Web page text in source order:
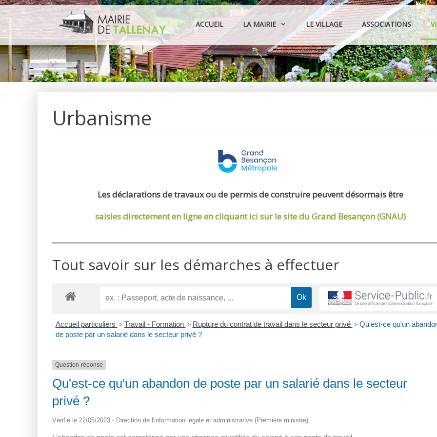
Aller
au
contenu
ACCUEIL LA MAIRIE LE VILLAGE ASSOCIATIONS
Urbanisme
Les déclarations de travaux ou de permis de construire peuvent désormais être
saisies directement en ligneen cliquant ici sur le site du Grand Besançon (GNAU)
Tout savoir sur les démarches à effectuer
Accueil particuliers > Travail - Formation > Rupture du contrat de travail dans le secteur privé > Qu'est-ce qu'un
de poste par un salarié dans le secteur privé ?
Question-réponse
Qu'est-ce qu'un abandon de poste par un salarié dans le secteur
privé ?
Vérifié le 22/05/2023 - Direction de l'information légale et administrative (Première ministre)